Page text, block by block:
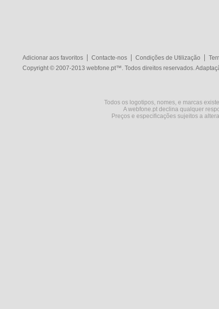
Adicionar aos favoritos Contacte-nos Condições de Utilização
Copyright © 2007-2013 webfone.pt™. Todos direitos reservados.
Todos os logotipos, nomes, e marcas
A webfone.pt declina qualquer
Preços e especificações sujeitos a